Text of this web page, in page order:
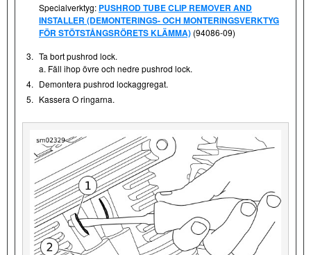
Specialverktyg: PUSHROD TUBE CLIP REMOVER AND
INSTALLER (DEMONTERINGS- OCH MONTERINGSVERKTYG
FÖR STÖTSTÅNGSRÖRETS KLÄMMA) (94086-09)
3. Ta bort pushrod lock.
a. Fäll ihop övre och nedre pushrod lock.
4. Demontera pushrod lockaggregat.
5. Kassera O ringarna.